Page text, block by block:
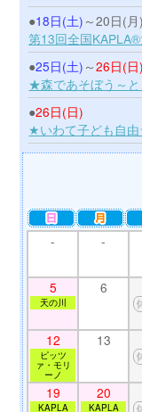
●18日(土) ～20日(月)
第13回全国
●25日(土) ～26日(日)
★森であそぼう～と
●26日(日)
★いわて子ども自
- -
5
天の川
6
12
ピッツ
ァ・モリ
ーノ
13
19
KAPLA
20
KAPLA